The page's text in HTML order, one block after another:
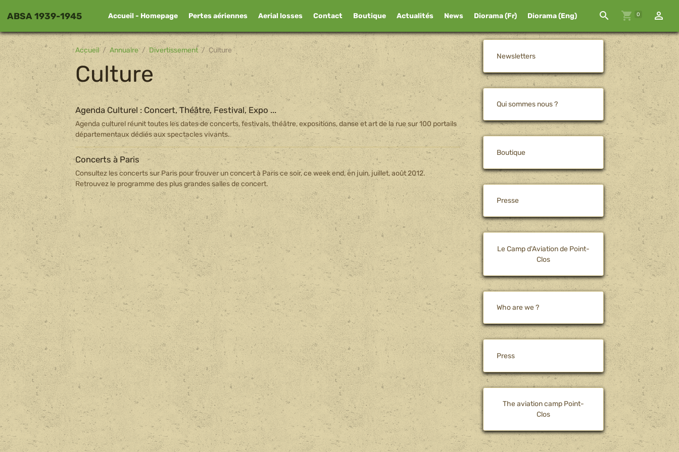
ABSA 1939-1945 Accueil - Homepage Pertes aériennes Aerial losses Contact Boutique Actualités News Diorama (Fr) Diorama (Eng) 0
Accueil Annuaire Divertissement Culture
Culture
Agenda Culturel : Concert, Théâtre, Festival, Expo ...
Agenda culturel réunit toutes les dates de concerts, festivals, théâtre, expositions, danse et art de la rue sur 100 portails
départementaux dédiés aux spectacles vivants.
Concerts à Paris
Consultez les concerts sur Paris pour trouver un concert à Paris ce soir, ce week end, en juin, juillet, août 2012.
Retrouvez le programme des plus grandes salles de concert.
Newsletters
Qui sommes nous ?
Boutique
Presse
Le Camp d'Aviation de Point-
Clos
Who are we ?
Press
The aviation camp Point-
Clos